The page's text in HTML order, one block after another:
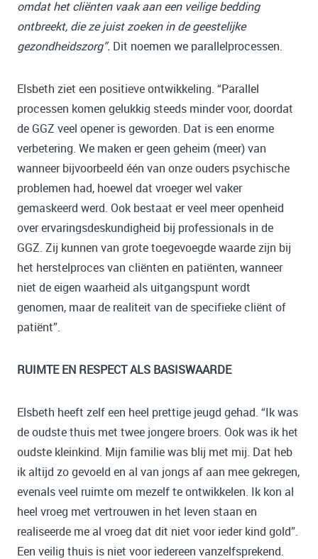
omdat het cliënten vaak aan een veilige bedding
ontbreekt, die ze juist zoeken in de geestelijke
gezondheidszorg”. Dit noemen we parallelprocessen.
Elsbeth ziet een positieve ontwikkeling. “Parallel
processen komen gelukkig steeds minder voor, doordat
de GGZ veel opener is geworden. Dat is een enorme
verbetering. We maken er geen geheim (meer) van
wanneer bijvoorbeeld één van onze ouders psychische
problemen had, hoewel dat vroeger wel vaker
gemaskeerd werd. Ook bestaat er veel meer openheid
over ervaringsdeskundigheid bij professionals in de
GGZ. Zij kunnen van grote toegevoegde waarde zijn bij
het herstelproces van cliënten en patiënten, wanneer
niet de eigen waarheid als uitgangspunt wordt
genomen, maar de realiteit van de specifieke cliënt of
patiënt”.
RUIMTE EN RESPECT ALS BASISWAARDE
Elsbeth heeft zelf een heel prettige jeugd gehad. “Ik was
de oudste thuis met twee jongere broers. Ook was ik het
oudste kleinkind. Mijn familie was blij met mij. Dat heb
ik altijd zo gevoeld en al van jongs af aan mee gekregen,
evenals veel ruimte om mezelf te ontwikkelen. Ik kon al
heel vroeg met vertrouwen in het leven staan en
realiseerde me al vroeg dat dit niet voor ieder kind gold”.
Een veilig thuis is niet voor iedereen vanzelfsprekend.